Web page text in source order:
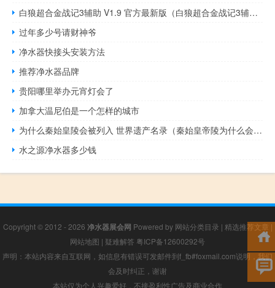
白狼超合金战记3辅助 V1.9 官方最新版（白狼超合金战记3辅助 V1.9 官方最新版功能简介）
过年多少号请财神爷
净水器快接头安装方法
推荐净水器品牌
贵阳哪里举办元宵灯会了
加拿大温尼伯是一个怎样的城市
为什么秦始皇陵会被列入 世界遗产名录（秦始皇帝陵为什么会被列入世界遗产名录）
水之源净水器多少钱
Copyright © 2012 - 2026 净水器展会网 Powered by 网站分类目录 | 精选推荐文章 |
网站地图 | 疑难解答 粤ICP备12600292号
声明：本站内容来自互联网，如信息有错误可发邮件到f_fb#foxmail.com说明，我们
会及时纠正，谢谢
本站仅为个人兴趣爱好，不接盈利性广告及商业合作